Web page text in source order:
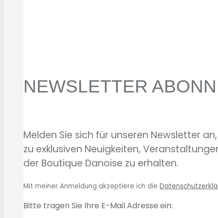
NEWSLETTER
Melden Sie sich für unseren Newsletter
zu exklusiven Neuigkeiten,
der Boutique Danoise zu erhalten.
Mit meiner Anmeldung akzeptiere ich die
Bitte tragen Sie Ihre E-Mail Adresse ein: